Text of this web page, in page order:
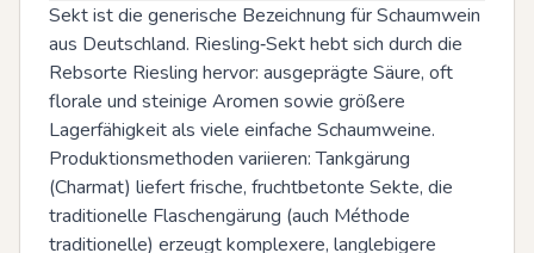
Sekt ist die generische Bezeichnung für Schaumwein
aus Deutschland. Riesling‑Sekt hebt sich durch die
Rebsorte Riesling hervor: ausgeprägte Säure, oft
florale und steinige Aromen sowie größere
Lagerfähigkeit als viele einfache Schaumweine.
Produktionsmethoden variieren: Tankgärung
(Charmat) liefert frische, fruchtbetonte Sekte, die
traditionelle Flaschengärung (auch Méthode
traditionelle) erzeugt komplexere, langlebigere